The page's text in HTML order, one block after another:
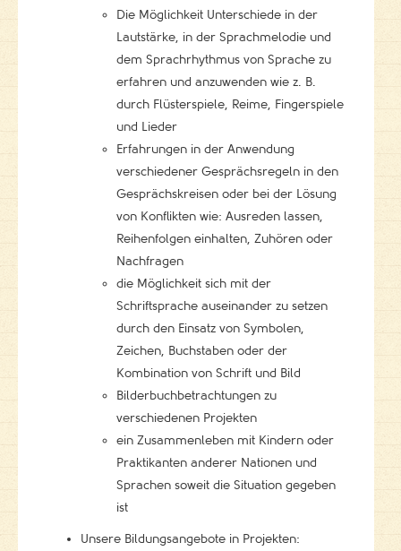
Die Möglichkeit Unterschiede in der
Lautstärke, in der Sprachmelodie und
dem Sprachrhythmus von Sprache zu
erfahren und anzuwenden wie z. B.
durch Flüsterspiele, Reime, Fingerspiele
und Lieder
Erfahrungen in der Anwendung
verschiedener Gesprächsregeln in den
Gesprächskreisen oder bei der Lösung
von Konflikten wie: Ausreden lassen,
Reihenfolgen einhalten, Zuhören oder
Nachfragen
die Möglichkeit sich mit der
Schriftsprache auseinander zu setzen
durch den Einsatz von Symbolen,
Zeichen, Buchstaben oder der
Kombination von Schrift und Bild
Bilderbuchbetrachtungen zu
verschiedenen Projekten
ein Zusammenleben mit Kindern oder
Praktikanten anderer Nationen und
Sprachen soweit die Situation gegeben
ist
Unsere Bildungsangebote in Projekten: